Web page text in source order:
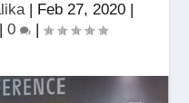
| Feb 27, 2020 |
0 |